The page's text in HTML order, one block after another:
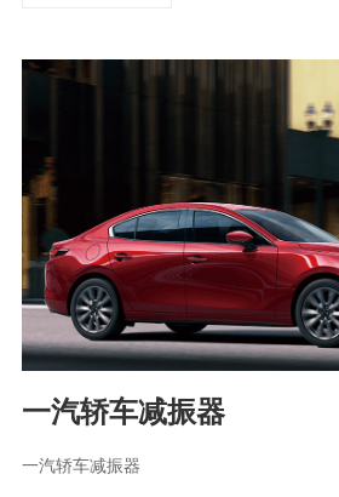
一汽轿车减振器
一汽轿车减振器